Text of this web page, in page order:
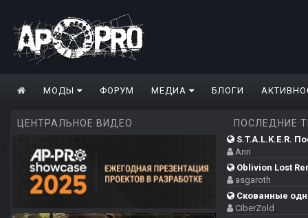
МОДЫ ФОРУМ МЕДИА БЛОГИ
ЦЕНТРАЛЬНОЕ ВИДЕО ПОСЛЕДНИЕ
S.T.A.L.K.E.R.
Anri
Oblivion Lost
asgaroth
Скованные
CiberZold